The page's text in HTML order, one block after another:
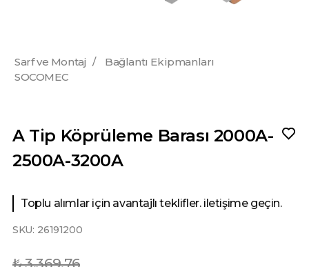
Sarf ve Montaj /
Bağlantı Ekipmanları
SOCOMEC
A Tip Köprüleme Barası 2000A-
2500A-3200A
Toplu alımlar için avantajlı teklifler. iletişime geçin.
SKU: 26191200
₺ 3,369.76